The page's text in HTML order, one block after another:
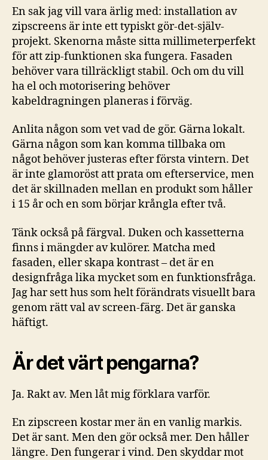
En sak jag vill vara ärlig med: installation av
zipscreens är inte ett typiskt gör-det-själv-
projekt. Skenorna måste sitta millimeterperfekt
för att zip-funktionen ska fungera. Fasaden
behöver vara tillräckligt stabil. Och om du vill
ha el och motorisering behöver
kabeldragningen planeras i förväg.
Anlita någon som vet vad de gör. Gärna lokalt.
Gärna någon som kan komma tillbaka om
något behöver justeras efter första vintern. Det
är inte glamoröst att prata om efterservice, men
det är skillnaden mellan en produkt som håller
i 15 år och en som börjar krångla efter två.
Tänk också på färgval. Duken och kassetterna
finns i mängder av kulörer. Matcha med
fasaden, eller skapa kontrast – det är en
designfråga lika mycket som en funktionsfråga.
Jag har sett hus som helt förändrats visuellt bara
genom rätt val av screen-färg. Det är ganska
häftigt.
Är det värt pengarna?
Ja. Rakt av. Men låt mig förklara varför.
En zipscreen kostar mer än en vanlig markis.
Det är sant. Men den gör också mer. Den håller
längre. Den fungerar i vind. Den skyddar mot